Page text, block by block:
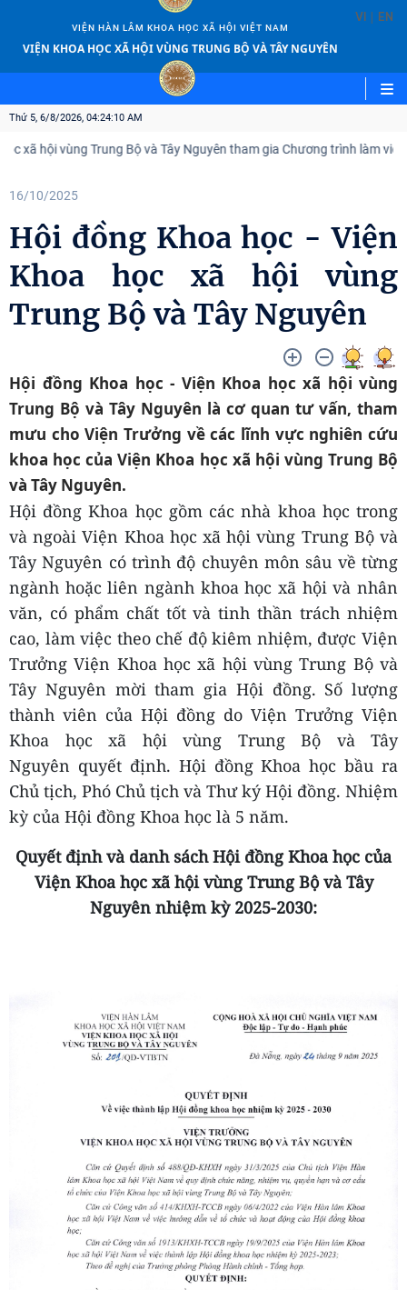
VIỆN HÀN LÂM KHOA HỌC XÃ HỘI VIỆT NAM
VIỆN KHOA HỌC XÃ HỘI VÙNG TRUNG BỘ VÀ TÂY NGUYÊN
VI | EN
Thứ 5, 6/8/2026, 04:24:11 AM
xã hội vùng Trung Bộ và Tây Nguyên tham gia Chương trình làm việc
16/10/2025
Hội đồng Khoa học - Viện
Khoa học xã hội vùng
Trung Bộ và Tây Nguyên
Hội đồng Khoa học - Viện Khoa học xã hội vùng
Trung Bộ và Tây Nguyên là cơ quan tư vấn, tham
mưu cho Viện Trưởng về các lĩnh vực nghiên cứu
khoa học của Viện Khoa học xã hội vùng Trung Bộ
và Tây Nguyên.
Hội đồng Khoa học gồm các nhà khoa học trong
và ngoài Viện Khoa học xã hội vùng Trung Bộ và
Tây Nguyên có trình độ chuyên môn sâu về từng
ngành hoặc liên ngành khoa học xã hội và nhân
văn, có phẩm chất tốt và tinh thần trách nhiệm
cao, làm việc theo chế độ kiêm nhiệm, được Viện
Trưởng Viện Khoa học xã hội vùng Trung Bộ và
Tây Nguyên mời tham gia Hội đồng. Số lượng
thành viên của Hội đồng do Viện Trưởng Viện
Khoa học xã hội vùng Trung Bộ và Tây
Nguyên quyết định. Hội đồng Khoa học bầu ra
Chủ tịch, Phó Chủ tịch và Thư ký Hội đồng. Nhiệm
kỳ của Hội đồng Khoa học là 5 năm.
Quyết định và danh sách Hội đồng Khoa học của
Viện Khoa học xã hội vùng Trung Bộ và Tây
Nguyên nhiệm kỳ 2025-2030: